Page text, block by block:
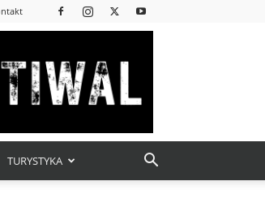
TURYSTYKA